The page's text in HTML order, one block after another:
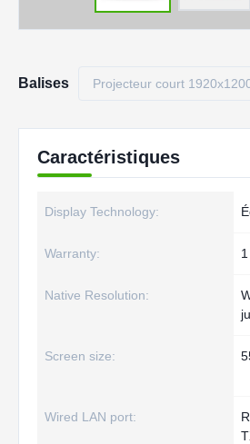
Balises Projecteur court
Caractéristiques
Display Technology:
Warranty:
Native Resolution:
Screen size:
Wired LAN port: